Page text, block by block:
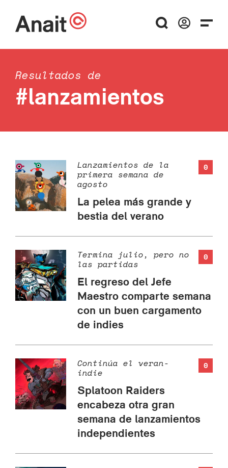
Resultados de
#lanzamientos
0
Lanzamientos de la
primera semana de
agosto
La pelea más grande y
bestia del verano
0
Termina julio, pero no
las partidas
El regreso del Jefe
Maestro comparte semana
con un buen cargamento
de indies
0
Continúa el veran-
indie
Splatoon Raiders
encabeza otra gran
semana de lanzamientos
independientes